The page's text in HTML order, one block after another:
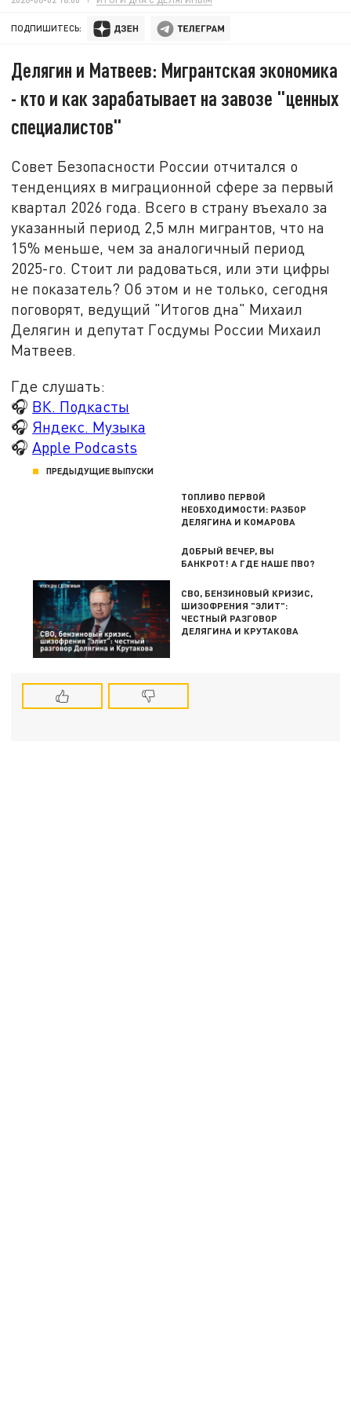
ПОДПИШИТЕСЬ:
Делягин и Матвеев: Мигрантская экономика
- кто и как зарабатывает на завозе "ценных
специалистов"
Совет Безопасности России отчитался о
тенденциях в миграционной сфере за первый
квартал 2026 года. Всего в страну въехало за
указанный период 2,5 млн мигрантов, что на
15% меньше, чем за аналогичный период
2025-го. Стоит ли радоваться, или эти цифры
не показатель? Об этом и не только, сегодня
поговорят, ведущий "Итогов дна" Михаил
Делягин и депутат Госдумы России Михаил
Матвеев.
Где слушать:
🎧 ВК. Подкасты
🎧 Яндекс. Музыка
🎧 Apple Podcasts
ПРЕДЫДУЩИЕ ВЫПУСКИ
ТОПЛИВО ПЕРВОЙ
НЕОБХОДИМОСТИ: РАЗБОР
ДЕЛЯГИНА И КОМАРОВА
ДОБРЫЙ ВЕЧЕР, ВЫ
БАНКРОТ! А ГДЕ НАШЕ ПВО?
СВО, БЕНЗИНОВЫЙ КРИЗИС,
ШИЗОФРЕНИЯ "ЭЛИТ":
ЧЕСТНЫЙ РАЗГОВОР
ДЕЛЯГИНА И КРУТАКОВА